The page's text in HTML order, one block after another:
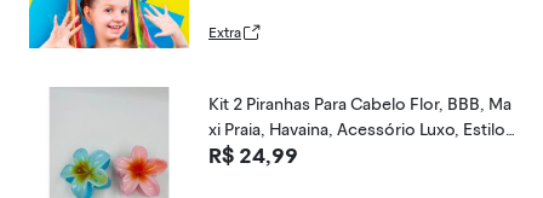
Extra
Kit 2 Piranhas Para Cabelo Flor, BBB, Ma
xi Praia, Havaina, Acessório Luxo, Estilo,
Flores, Brilho, Moderna, Presilha, Prend
R$ 24,99